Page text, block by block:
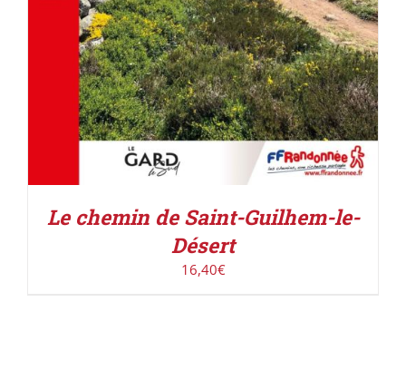
Le chemin de Saint-Guilhem-le-
Désert
16,40€